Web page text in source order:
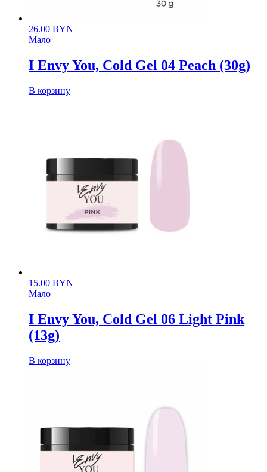
26.00 BYN
Мало
I Envy You, Cold Gel 04 Peach (30g)
В корзину
15.00 BYN
Мало
I Envy You, Cold Gel 06 Light Pink
(13g)
В корзину